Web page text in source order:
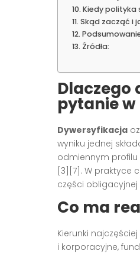
Kiedy polityka
Skąd zacząć i
Źródła:
Dlaczego
pytanie
Dywersyfikacja
wyniku jednej
odmiennym profilu
[3][7]. W praktyce
części
Co ma
Kierunki
i korporacyjne,